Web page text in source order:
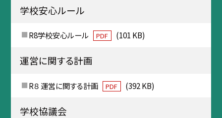
学校安心ルール
R8学校安心ルール PDF (101 KB)
運営に関する計画
R８ 運営に関する計画 PDF (392 KB)
学校協議会